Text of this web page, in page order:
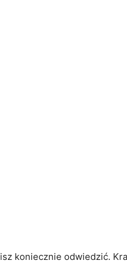
koniecznie odwiedzić.‌